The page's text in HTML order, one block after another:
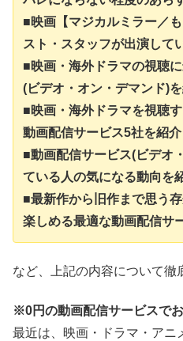
■映画【マジカルミラー／
スト・スタッフが出演して
■映画・海外ドラマの視聴
(ビデオ・オン・デマンド)を
■映画・海外ドラマを視聴
動画配信サービス5社を紹介
■動画配信サービス(ビデオ
ている人の気になる動向を
■最新作から旧作まで思う
楽しめる最適な動画配信サ
など、上記の内容について徹
※0円の動画配信サービスで
最近は、映画・ドラマ・アニ